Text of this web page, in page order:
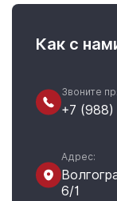
Как с
Звоните
+7
Адрес:
6/1